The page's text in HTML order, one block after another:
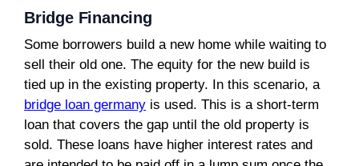
Bridge Financing
Some borrowers build a new home while waiting to
sell their old one. The equity for the new build is
tied up in the existing property. In this scenario, a
bridge loan germany is used. This is a short-term
loan that covers the gap until the old property is
sold. These loans have higher interest rates and